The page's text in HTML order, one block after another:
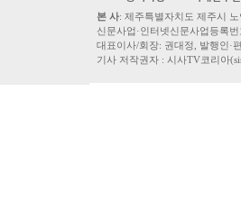
본 사: 제주특별자치도 제주시
신문사업·인터넷신문사업등록
대표이사/회장: 권대정, 발행인·
기사 저작권자 : 시사TV코리아